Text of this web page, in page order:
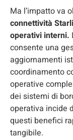
Ma l’impatto va
connettività
operativi interni.
consente una
aggiornamenti
coordinamento
operative
dei sistemi di
operativa incide
questi benefici
tangibile.